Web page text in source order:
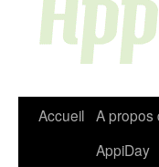
Accueil A propos
AppiDay